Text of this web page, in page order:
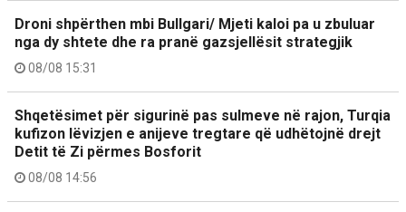
Droni shpërthen mbi Bullgari/ Mjeti kaloi pa u zbuluar
nga dy shtete dhe ra pranë gazsjellësit strategjik
08/08 15:31
Shqetësimet për sigurinë pas sulmeve në rajon, Turqia
kufizon lëvizjen e anijeve tregtare që udhëtojnë drejt
Detit të Zi përmes Bosforit
08/08 14:56